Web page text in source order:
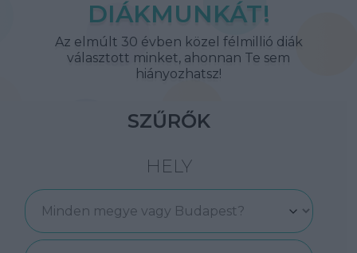
DIÁKMUNKÁT!
Az elmúlt 30 évben közel félmillió diák
választott minket, ahonnan Te sem
hiányozhatsz!
SZŰRŐK
HELY